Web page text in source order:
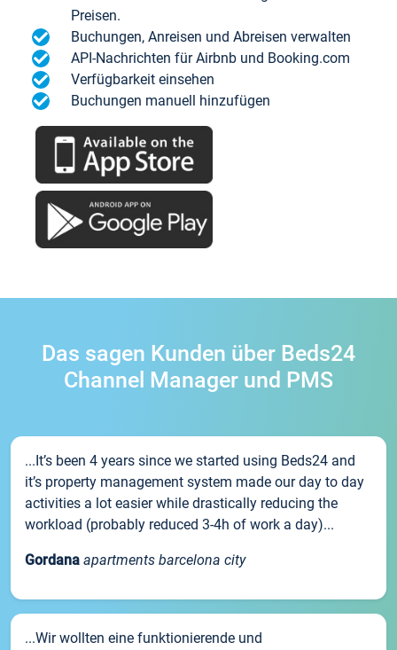
Preisen.
Buchungen, Anreisen und Abreisen verwalten
API-Nachrichten für Airbnb und Booking.com
Verfügbarkeit einsehen
Buchungen manuell hinzufügen
Das sagen Kunden über Beds24
Channel Manager und PMS
...It’s been 4 years since we started using Beds24 and
it’s property management system made our day to day
activities a lot easier while drastically reducing the
workload (probably reduced 3-4h of work a day)...
Gordana apartments barcelona city
...Wir wollten eine funktionierende und